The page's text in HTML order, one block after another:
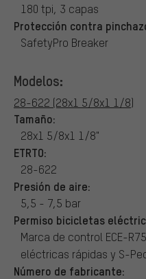
180 tpi, 3 capas
Protección contra
SafetyPro Breaker
Modelos:
28-622 (28x1 5/8x1 1/8)
Tamaño:
28x1 5/8x1 1/8"
ETRTO:
28-622
Presión de aire:
5,5 - 7,5 bar
Permiso bicicletas
Marca de control ECE-
eléctricas rápidas y S-
Número de fabricante: